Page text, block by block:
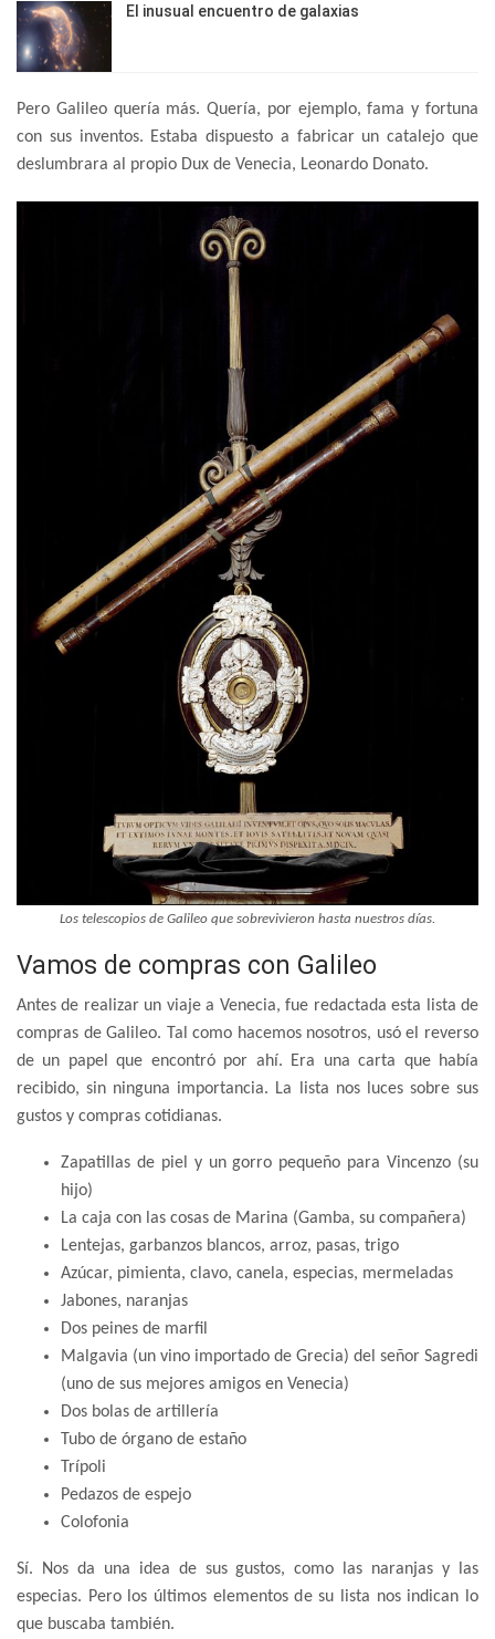
El inusual encuentro de galaxias
Pero Galileo quería más. Quería, por ejemplo, fama y fortuna
con sus inventos. Estaba dispuesto a fabricar un catalejo que
deslumbrara al propio Dux de Venecia, Leonardo Donato.
Los telescopios de Galileo que sobrevivieron hasta nuestros días.
Vamos de compras con Galileo
Antes de realizar un viaje a Venecia, fue redactada esta lista de
compras de Galileo. Tal como hacemos nosotros, usó el reverso
de un papel que encontró por ahí. Era una carta que había
recibido, sin ninguna importancia. La lista nos luces sobre sus
gustos y compras cotidianas.
Zapatillas de piel y un gorro pequeño para Vincenzo (su
hijo)
La caja con las cosas de Marina (Gamba, su compañera)
Lentejas, garbanzos blancos, arroz, pasas, trigo
Azúcar, pimienta, clavo, canela, especias, mermeladas
Jabones, naranjas
Dos peines de marfil
Malgavia (un vino importado de Grecia) del señor Sagredi
(uno de sus mejores amigos en Venecia)
Dos bolas de artillería
Tubo de órgano de estaño
Trípoli
Pedazos de espejo
Colofonia
Sí. Nos da una idea de sus gustos, como las naranjas y las
especias. Pero los últimos elementos de su lista nos indican lo
que buscaba también.